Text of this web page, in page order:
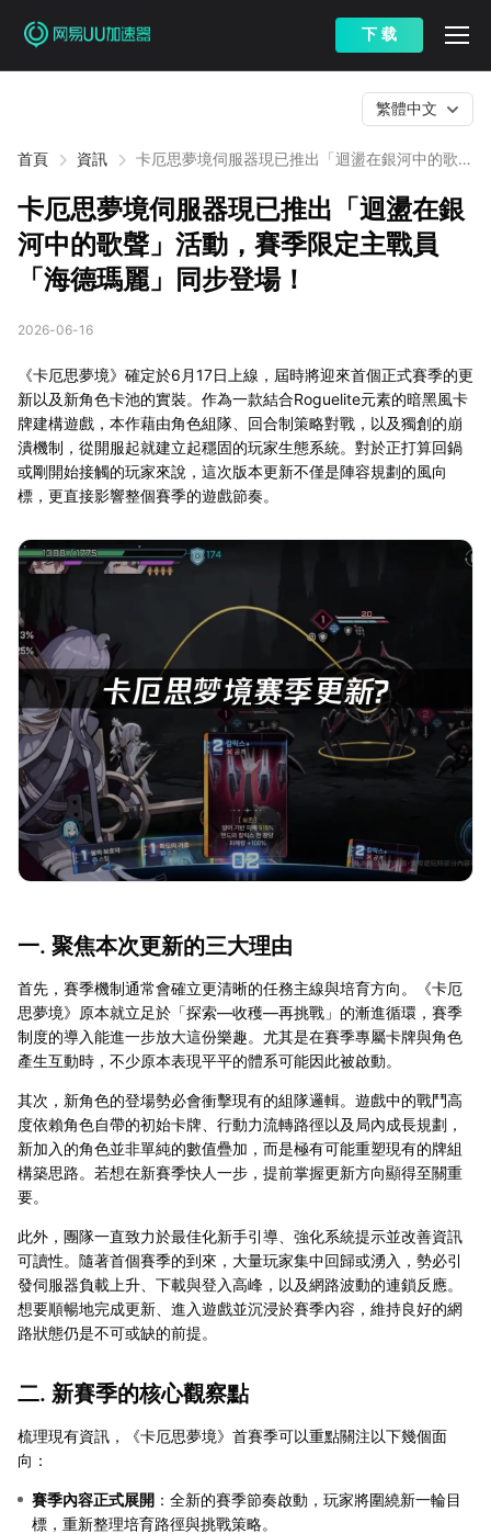
下 载
首頁 資訊
卡厄思夢境伺服器現已推出「迴盪在銀河中的歌
場！
繁體中文
卡厄思夢境伺服器現已推出「迴盪在銀
河中的歌聲」活動，賽季限定主戰員
「海德瑪麗」同步登場！
2026-06-16
《卡厄思夢境》確定於6月17日上線，屆時將迎來首個正式賽季的更
新以及新角色卡池的實裝。作為一款結合Roguelite元素的暗黑風卡
牌建構遊戲，本作藉由角色組隊、回合制策略對戰，以及獨創的崩
潰機制，從開服起就建立起穩固的玩家生態系統。對於正打算回鍋
或剛開始接觸的玩家來說，這次版本更新不僅是陣容規劃的風向
標，更直接影響整個賽季的遊戲節奏。
一. 聚焦本次更新的三大理由
首先，賽季機制通常會確立更清晰的任務主線與培育方向。《卡厄
思夢境》原本就立足於「探索—收穫—再挑戰」的漸進循環，賽季
制度的導入能進一步放大這份樂趣。尤其是在賽季專屬卡牌與角色
產生互動時，不少原本表現平平的體系可能因此被啟動。
其次，新角色的登場勢必會衝擊現有的組隊邏輯。遊戲中的戰鬥高
度依賴角色自帶的初始卡牌、行動力流轉路徑以及局內成長規劃，
新加入的角色並非單純的數值疊加，而是極有可能重塑現有的牌組
構築思路。若想在新賽季快人一步，提前掌握更新方向顯得至關重
要。
此外，團隊一直致力於最佳化新手引導、強化系統提示並改善資訊
可讀性。隨著首個賽季的到來，大量玩家集中回歸或湧入，勢必引
發伺服器負載上升、下載與登入高峰，以及網路波動的連鎖反應。
想要順暢地完成更新、進入遊戲並沉浸於賽季內容，維持良好的網
路狀態仍是不可或缺的前提。
二. 新賽季的核心觀察點
梳理現有資訊，《卡厄思夢境》首賽季可以重點關注以下幾個面
向：
賽季內容正式展開 ：全新的賽季節奏啟動，玩家將圍繞新一輪目
標，重新整理培育路徑與挑戰策略。